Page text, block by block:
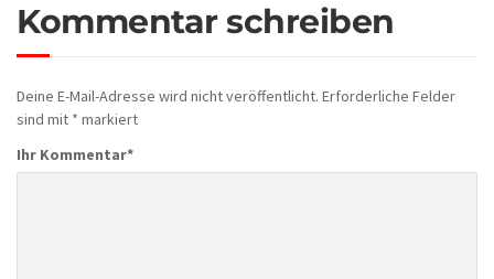
Kommentar schreiben
Deine E-Mail-Adresse wird nicht veröffentlicht. Erforderliche Felder
sind mit * markiert
Ihr Kommentar*